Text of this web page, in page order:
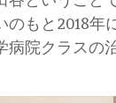
もと2018年
院クラスの